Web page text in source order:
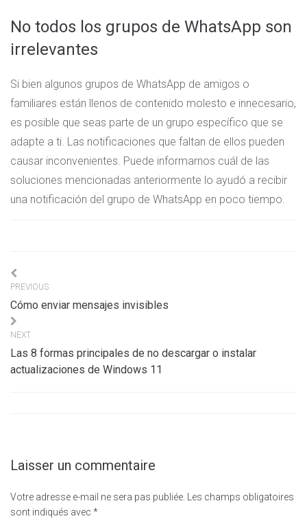
No todos los grupos de WhatsApp son
irrelevantes
Si bien algunos grupos de WhatsApp de amigos o
familiares están llenos de contenido molesto e innecesario,
es posible que seas parte de un grupo específico que se
adapte a ti. Las notificaciones que faltan de ellos pueden
causar inconvenientes. Puede informarnos cuál de las
soluciones mencionadas anteriormente lo ayudó a recibir
una notificación del grupo de WhatsApp en poco tiempo.
Navigation
de
l’article
PREVIOUS
Cómo enviar mensajes invisibles
NEXT
Las 8 formas principales de no descargar o instalar
actualizaciones de Windows 11
Laisser un commentaire
Votre adresse e-mail ne sera pas publiée.
Les champs obligatoires
sont indiqués avec *